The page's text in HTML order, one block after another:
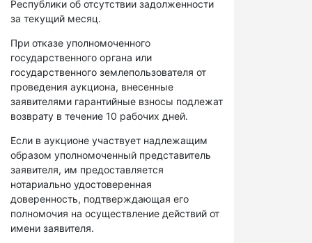
Республики об отсутствии задолженности
за текущий месяц.
При отказе уполномоченного
государственного органа или
государственного землепользователя от
проведения аукциона, внесенные
заявителями гарантийные взносы подлежат
возврату в течение 10 рабочих дней.
Если в аукционе участвует надлежащим
образом уполномоченный представитель
заявителя, им предоставляется
нотариально удостоверенная
доверенность, подтверждающая его
полномочия на осуществление действий от
имени заявителя.